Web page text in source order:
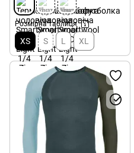
Розмірна таблиця
XS S L XL